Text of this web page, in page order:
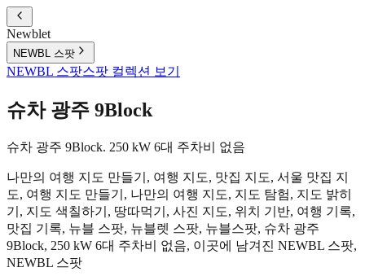
Newblet
NEWBL 스팟
NEWBL 스팟스팟 컬렉션 보기
슈차 광주 9Block
슈차 광주 9Block. 250 kW 6대 주차비 없음
나만의 여행 지도 만들기, 여행 지도, 맛집 지도, 서울 맛집 지
도, 여행 지도 만들기, 나만의 여행 지도, 지도 탐험, 지도 밝히
기, 지도 색칠하기, 땅따먹기, 사진 지도, 위치 기반, 여행 기록,
맛집 기록, 뉴블 스팟, 뉴블렛 스팟, 뉴블스팟, 슈차 광주
9Block, 250 kW 6대 주차비 없음, 이곳에 남겨진 NEWBL 스팟,
NEWBL 스팟